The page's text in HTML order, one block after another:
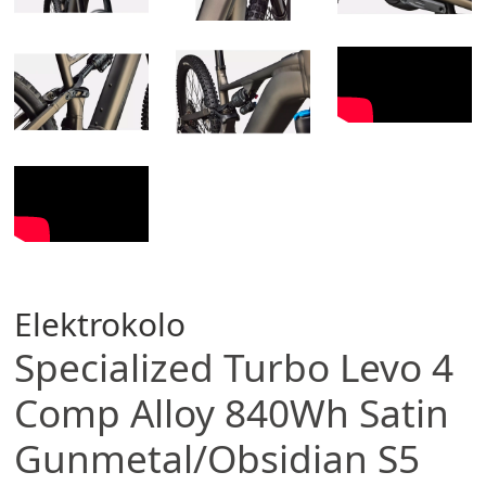
Elektrokolo
Specialized Turbo Levo 4
Comp Alloy 840Wh Satin
Gunmetal/Obsidian S5